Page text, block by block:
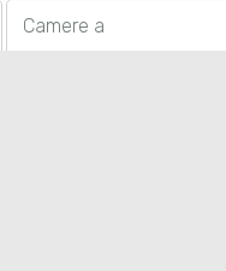
Camere a